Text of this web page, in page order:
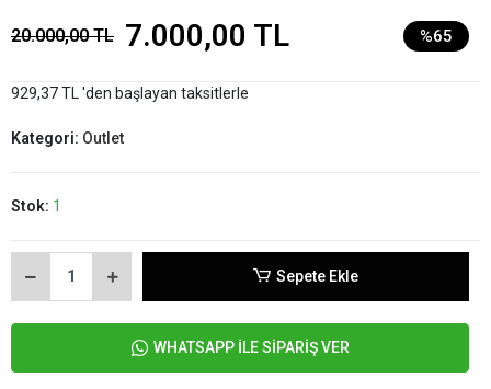
20.000,00 TL 7.000,00 TL %65
929,37 TL 'den başlayan taksitlerle
Kategori: Outlet
Stok: 1
Sepete Ekle
WHATSAPP İLE SİPARİŞ VER